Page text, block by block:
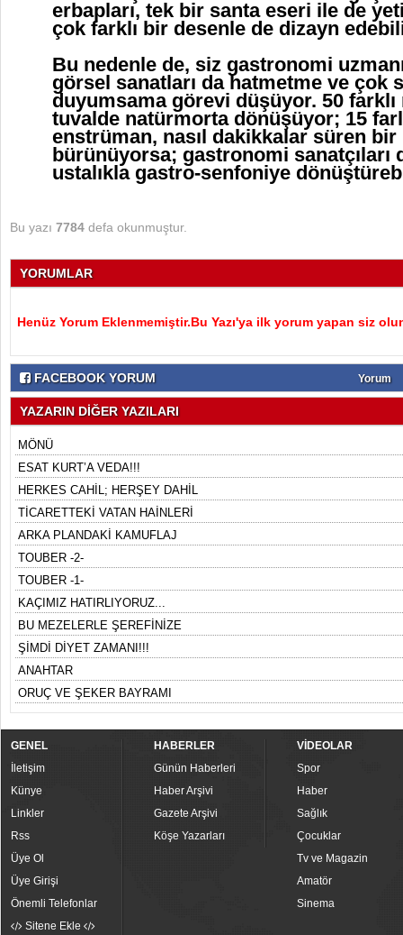
erbapları, tek bir santa eseri ile de
çok farklı bir desenle de dizayn
Bu nedenle de, siz gastronomi
görsel sanatları da hatmetme ve çok
duyumsama görevi düşüyor. 50 farklı
tuvalde natürmorta dönüşüyor; 15
enstrüman, nasıl dakikkalar süren
bürünüyorsa; gastronomi sanatçıları
ustalıkla gastro-senfoniye
Bu yazı 7784 defa okunmuştur.
YORUMLAR
Henüz Yorum Eklenmemiştir.Bu Yazı'ya ilk yorum yapan siz
FACEBOOK YORUM Yorum
YAZARIN DİĞER YAZILARI
MÖNÜ
ESAT KURT’A VEDA!!!
HERKES CAHİL; HERŞEY DAHİL
TİCARETTEKİ VATAN HAİNLERİ
ARKA PLANDAKİ KAMUFLAJ
TOUBER -2-
TOUBER -1-
KAÇIMIZ HATIRLIYORUZ...
BU MEZELERLE ŞEREFİNİZE
ŞİMDİ DİYET ZAMANI!!!
ANAHTAR
ORUÇ VE ŞEKER BAYRAMI
GENEL
İletişim
Künye
Linkler
Rss
Üye Ol
Üye Girişi
Önemli Telefonlar
Sitene Ekle
HABERLER
Günün Haberleri
Haber Arşivi
Gazete Arşivi
Köşe Yazarları
VİDEOLAR
Spor
Haber
Sağlık
Çocuklar
Tv ve Magazin
Amatör
Sinema